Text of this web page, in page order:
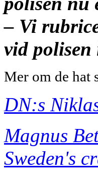
– Vi
vid
Mer om de hat
DN:s
Magnus
Sweden's